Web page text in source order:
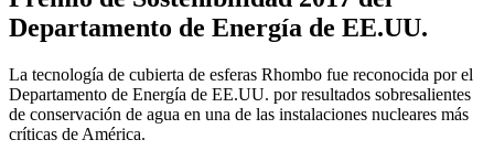
Departamento de Energía de EE.UU.
La tecnología de cubierta de esferas Rhombo fue reconocida por el
Departamento de Energía de EE.UU. por resultados sobresalientes
de conservación de agua en una de las instalaciones nucleares más
críticas de América.